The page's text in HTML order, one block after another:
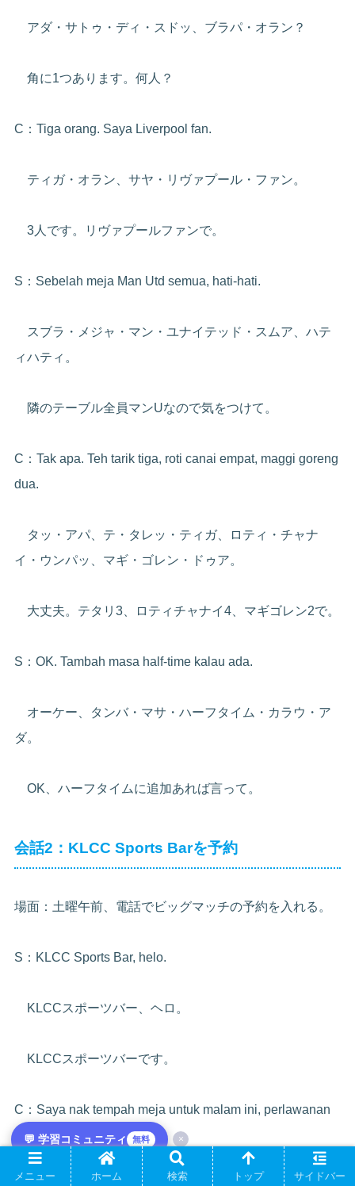
アダ・サトゥ・ディ・スドッ、ブラパ・オラン？
角に1つあります。何人？
C：Tiga orang. Saya Liverpool fan.
ティガ・オラン、サヤ・リヴァプール・ファン。
3人です。リヴァプールファンで。
S：Sebelah meja Man Utd semua, hati-hati.
スブラ・メジャ・マン・ユナイテッド・スムア、ハテ
ィハティ。
隣のテーブル全員マンUなので気をつけて。
C：Tak apa. Teh tarik tiga, roti canai empat, maggi goreng
dua.
タッ・アパ、テ・タレッ・ティガ、ロティ・チャナ
イ・ウンパッ、マギ・ゴレン・ドゥア。
大丈夫。テタリ3、ロティチャナイ4、マギゴレン2で。
S：OK. Tambah masa half-time kalau ada.
オーケー、タンバ・マサ・ハーフタイム・カラウ・ア
ダ。
OK、ハーフタイムに追加あれば言って。
会話2：KLCC Sports Barを予約
場面：土曜午前、電話でビッグマッチの予約を入れる。
S：KLCC Sports Bar, helo.
KLCCスポーツバー、ヘロ。
KLCCスポーツバーです。
C：Saya nak tempah meja untuk malam ini, perlawanan
Liga Juara-Juara.
💬 学習コミュニティ 無料 ×
メニュー ホーム 検索 トップ サイドバー